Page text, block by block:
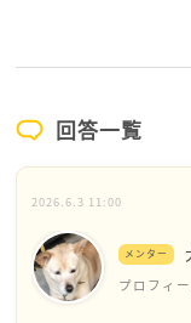
回答一覧
2026.6.3 11:00
メンター
プロフィ